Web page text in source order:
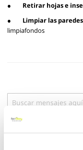
● Retirar hojas e
●
Limpiar las
limpiafondos
Buscar